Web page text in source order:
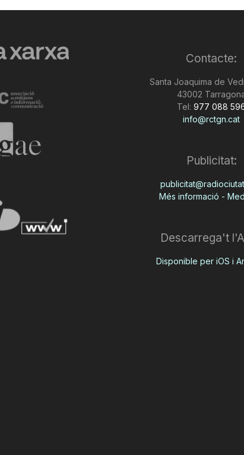
Contacte:
Santa Joaquima de
43002
Tel: 977 088
info@rctgn.cat
Publicitat:
Més informació -
Descarrega't
Disponible per iOS i